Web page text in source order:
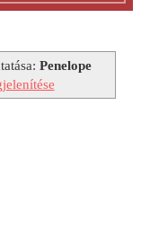
Penelope